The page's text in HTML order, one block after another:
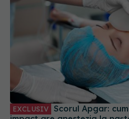
EXCLUSIV
impact are anestezia la
Preda: Este un pic înșelător.